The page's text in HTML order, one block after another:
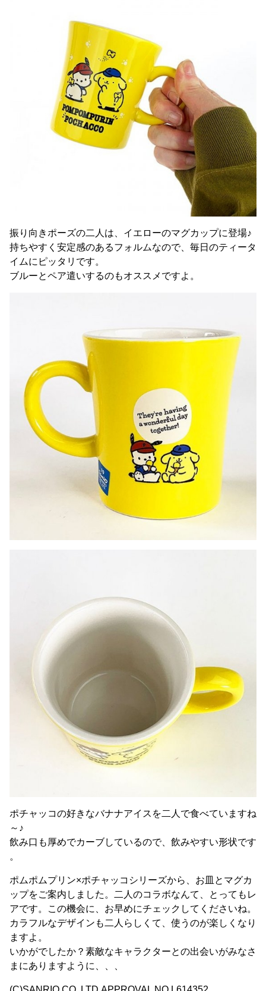
振り向きポーズの二人は、イエローのマグカップに登場♪
持ちやすく安定感のあるフォルムなので、毎日のティータ
イムにピッタリです。
ブルーとペア遣いするのもオススメですよ。
ポチャッコの好きなバナナアイスを二人で食べていますね
～♪
飲み口も厚めでカーブしているので、飲みやすい形状です
。
ポムポムプリン×ポチャッコシリーズから、お皿とマグカ
ップをご案内しました。二人のコラボなんて、とってもレ
アです。この機会に、お早めにチェックしてくださいね。
カラフルなデザインも二人らしくて、使うのが楽しくなり
ますよ。
いかがでしたか？素敵なキャラクターとの出会いがみなさ
まにありますように、、、